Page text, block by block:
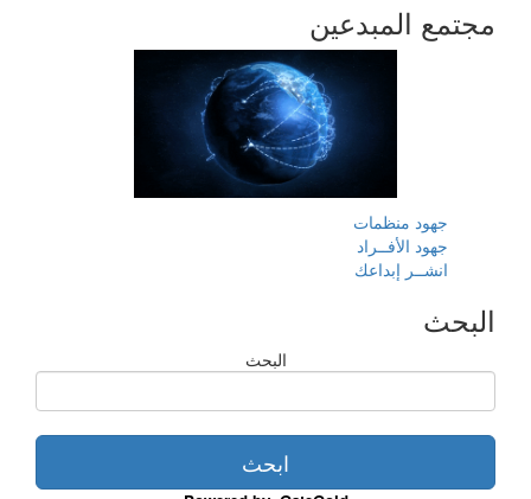
مجتمع المبدعين
جهود منظمات
جهود الأفــراد
انشــر إبداعك
البحث
البحث